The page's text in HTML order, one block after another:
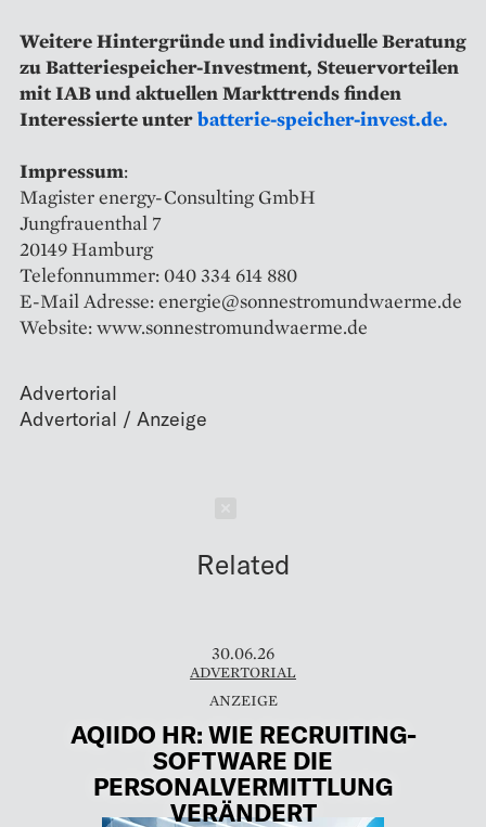
Weitere Hintergründe und individuelle Beratung
zu Batteriespeicher-Investment, Steuervorteilen
mit IAB und aktuellen Markttrends finden
Interessierte unterbatterie-speicher-invest.de.
Impressum:
Magister energy-Consulting GmbH
Jungfrauenthal 7
20149 Hamburg
Telefonnummer: 040 334 614 880
E-Mail Adresse: energie@sonnestromundwaerme.de
Website: www.sonnestromundwaerme.de
Advertorial
Related
30.06.26
ADVERTORIAL
AQIIDO HR: WIE RECRUITING-
SOFTWARE DIE
PERSONALVERMITTLUNG
VERÄNDERT